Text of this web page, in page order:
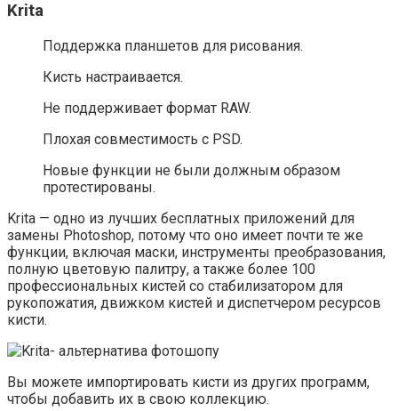
Krita
Поддержка планшетов для рисования.
Кисть настраивается.
Не поддерживает формат RAW.
Плохая совместимость с PSD.
Новые функции не были должным образом
протестированы.
Krita — одно из лучших бесплатных приложений для
замены Photoshop, потому что оно имеет почти те же
функции, включая маски, инструменты преобразования,
полную цветовую палитру, а также более 100
профессиональных кистей со стабилизатором для
рукопожатия, движком кистей и диспетчером ресурсов
кисти.
Вы можете импортировать кисти из других программ,
чтобы добавить их в свою коллекцию.